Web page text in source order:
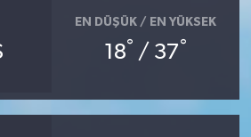
EN DÜŞÜK / EN YÜKSEK
18° / 37°